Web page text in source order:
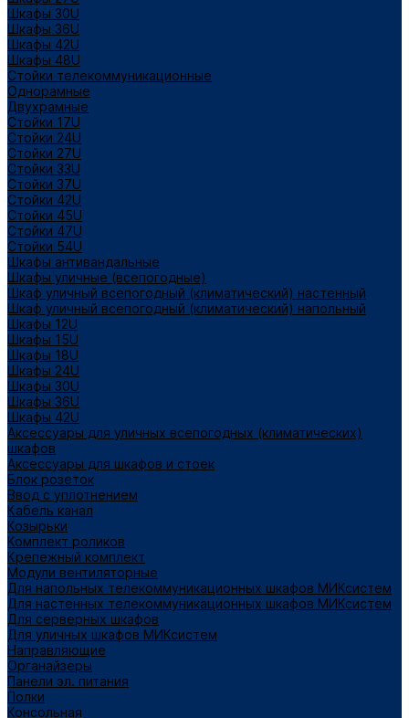
Шкафы 30U
Шкафы 36U
Шкафы 42U
Шкафы 48U
Стойки телекоммуникационные
Однорамные
Двухрамные
Стойки 17U
Стойки 24U
Стойки 27U
Стойки 33U
Стойки 37U
Стойки 42U
Стойки 45U
Стойки 47U
Стойки 54U
Шкафы антивандальные
Шкафы уличные (всепогодные)
Шкаф уличный всепогодный (климатический) настенный
Шкаф уличный всепогодный (климатический) напольный
Шкафы 12U
Шкафы 15U
Шкафы 18U
Шкафы 24U
Шкафы 30U
Шкафы 36U
Шкафы 42U
Аксессуары для уличных всепогодных (климатических)
шкафов
Аксессуары для шкафов и стоек
Блок розеток
Ввод с уплотнением
Кабель канал
Козырьки
Комплект роликов
Крепежный комплект
Модули вентиляторные
Для напольных телекоммуникационных шкафов МИКсистем
Для настенных телекоммуникационных шкафов МИКсистем
Для серверных шкафов
Для уличных шкафов МИКсистем
Направляющие
Органайзеры
Панели эл. питания
Полки
Консольная